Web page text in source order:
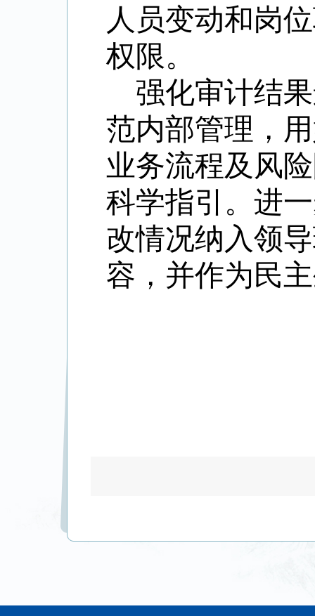
人员变动和岗
权限。
强化审计结
范内部管理，
业务流程及风
科学指引。进
改情况纳入领
容，并作为民